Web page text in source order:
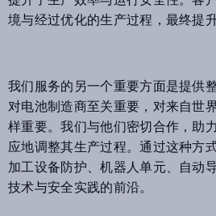
境与经过优化的生产过程，最终提
我们服务的另一个重要方面是提供
对电池制造商至关重要，对来自世
样重要。我们与他们密切合作，助
应地调整其生产过程。通过这种方
加工设备防护、机器人单元、自动
技术与安全实践的前沿。